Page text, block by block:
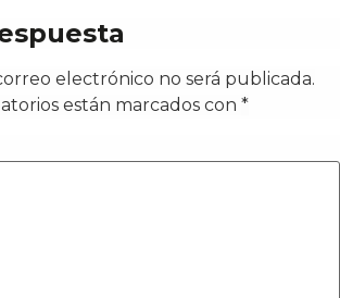
electrónico no será publicada.
están marcados con *